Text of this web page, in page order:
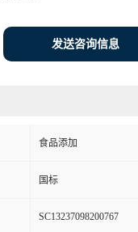
发送咨询信息
食品添加
国标
SC13237098200767